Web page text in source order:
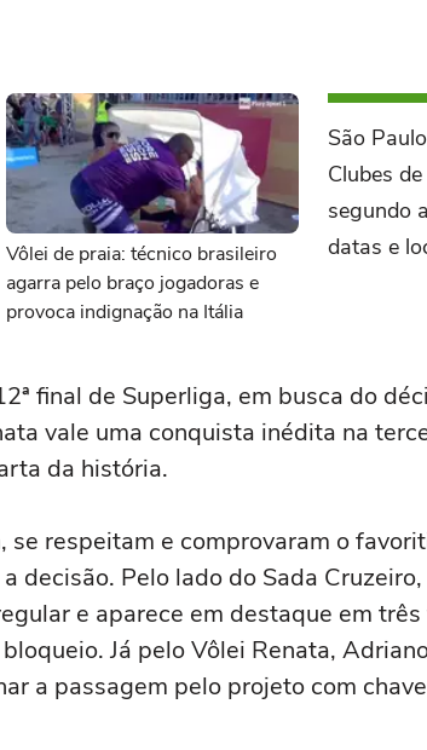
Vôlei de praia: técnico brasileiro
agarra pelo braço jogadoras e
provoca indignação na Itália
São
Clubes
segundo
datas e
final de Superliga, em busca do
vale uma conquista inédita na
da história.
se respeitam e comprovaram o
decisão. Pelo lado do Sada
e aparece em destaque em
Já pelo Vôlei Renata,
a passagem pelo projeto com